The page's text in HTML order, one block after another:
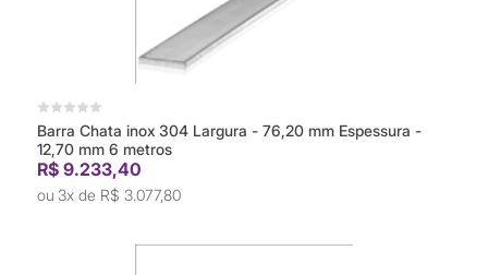
Barra Chata inox 304 Largura - 76,20 mm Espessura -
12,70 mm 6 metros
R$ 9.233,40
3x de R$ 3.077,80